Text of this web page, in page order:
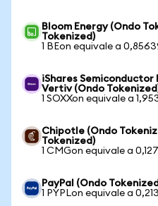
Bloom Energy (Ondo
Tokenized)
1 BEon equivale a
iShares Semiconductor
Vertiv (Ondo
1 SOXXon equivale a
Chipotle (Ondo
Tokenized)
1 CMGon equivale a
PayPal (Ondo
1 PYPLon equivale a